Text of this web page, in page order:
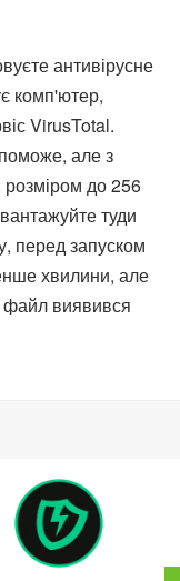
антивірусне
комп'ютер,
VirusTotal.
але з
розміром до 256
туди
перед запуском
хвилини, але
файл виявився